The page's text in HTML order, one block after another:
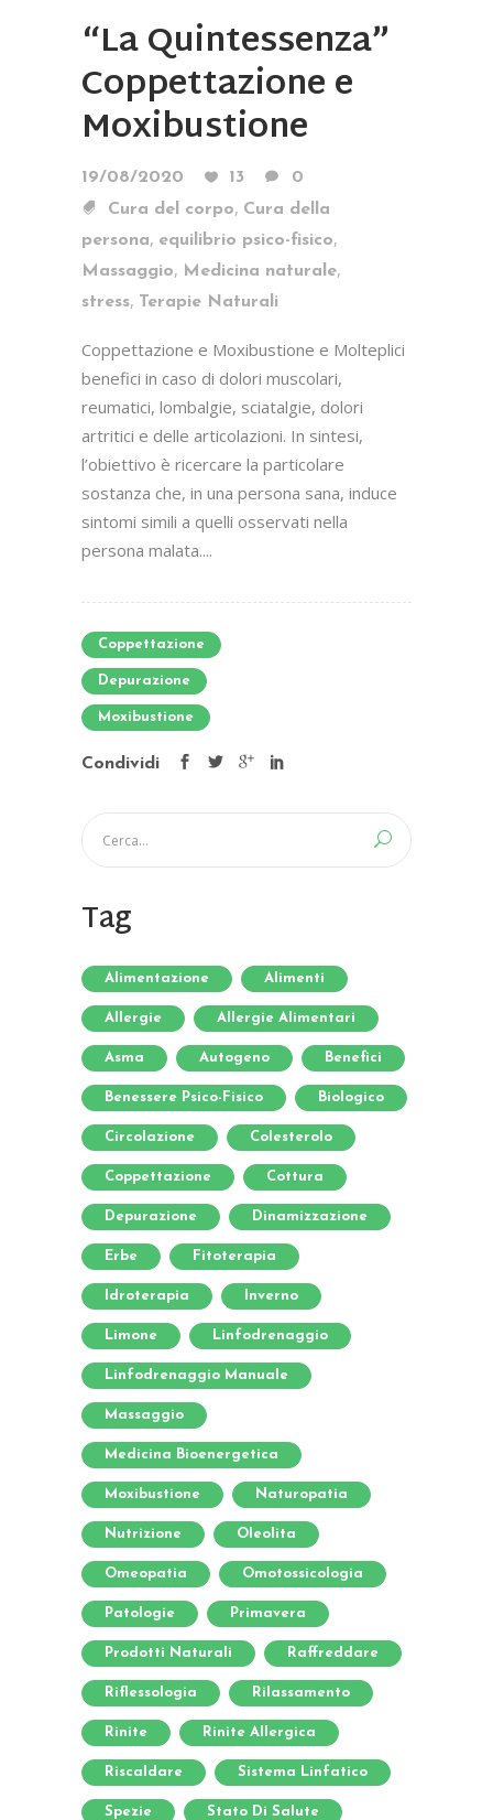
“La Quintessenza”
Coppettazione e
Moxibustione
19/08/2020 13
0
Cura del corpo, Cura della
persona, equilibrio psico-fisico,
Massaggio, Medicina naturale,
stress, Terapie Naturali
Coppettazione e Moxibustione e Molteplici
benefici in caso di dolori muscolari,
reumatici, lombalgie, sciatalgie, dolori
artritici e delle articolazioni. In sintesi,
l’obiettivo è ricercare la particolare
sostanza che, in una persona sana, induce
sintomi simili a quelli osservati nella
persona malata....
Coppettazione
Depurazione
Moxibustione
Condividi
Tag
Alimentazione Alimenti
Allergie Allergie Alimentari
Asma Autogeno Benefici
Benessere Psico-Fisico Biologico
Circolazione Colesterolo
Coppettazione Cottura
Depurazione Dinamizzazione
Erbe Fitoterapia
Idroterapia Inverno
Limone Linfodrenaggio
Linfodrenaggio Manuale
Massaggio
Medicina Bioenergetica
Moxibustione Naturopatia
Nutrizione Oleolita
Omeopatia Omotossicologia
Patologie Primavera
Prodotti Naturali Raffreddare
Riflessologia Rilassamento
Rinite Rinite Allergica
Riscaldare Sistema Linfatico
Spezie Stato Di Salute